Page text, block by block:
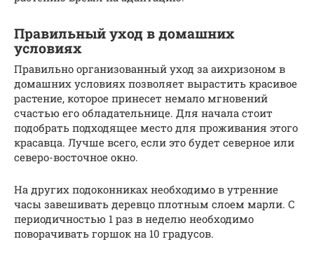
Правильный уход в домашних
условиях
Правильно организованный уход за аихризоном в
домашних условиях позволяет вырастить красивое
растение, которое принесет немало мгновений
счастью его обладательнице. Для начала стоит
подобрать подходящее место для проживания этого
красавца. Лучше всего, если это будет северное или
северо-восточное окно.
На других подоконниках необходимо в утренние
часы завешивать деревцо плотным слоем марли. С
периодичностью 1 раз в неделю необходимо
поворачивать горшок на 10 градусов.